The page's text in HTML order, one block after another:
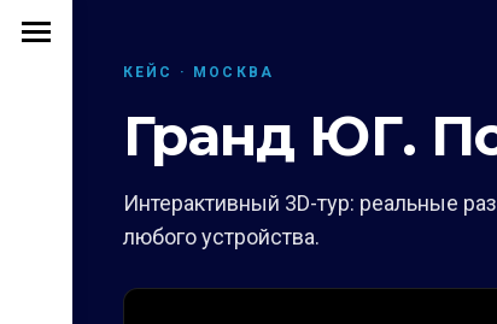
КЕЙС · МОСКВА
Гранд ЮГ.
Интерактивный 3D-тур: реальные
любого устройства.